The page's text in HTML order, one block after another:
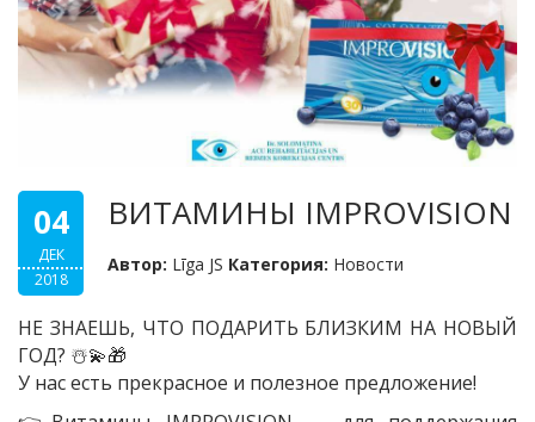
04
ДЕК
2018
ВИТАМИНЫ IMPROVISION
Автор: Līga JS Категория: Новости
НЕ ЗНАЕШЬ, ЧТО ПОДАРИТЬ БЛИЗКИМ НА НОВЫЙ
ГОД? ☃️💫🎁
У нас есть прекрасное и полезное предложение!